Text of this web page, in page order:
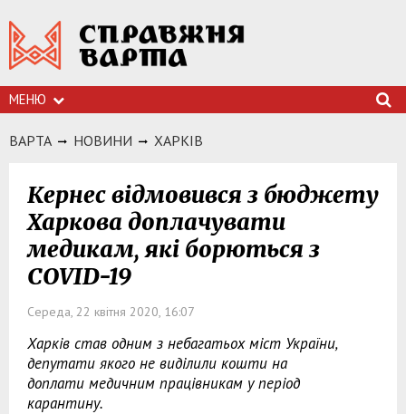
МЕНЮ
ВАРТА НОВИНИ ХАРКIВ
Кернес відмовився з бюджету
Харкова доплачувати
медикам, які борються з
COVID-19
Середа, 22 квітня 2020, 16:07
Харків став одним з небагатьох міст України,
депутати якого не виділили кошти на
доплати медичним працівникам у період
карантину.